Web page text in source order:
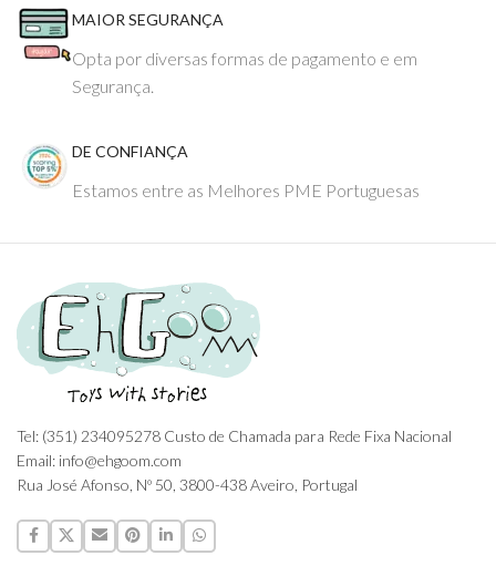
MAIOR SEGURANÇA
Opta por diversas formas de pagamento e em
Segurança.
DE CONFIANÇA
Estamos entre as Melhores PME Portuguesas
Tel: (351) 234095278 Custo de Chamada para Rede Fixa Nacional
Email: info@ehgoom.com
Rua José Afonso, Nº 50, 3800-438 Aveiro, Portugal